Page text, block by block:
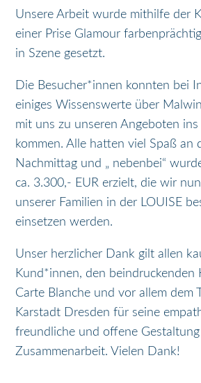
Unsere Arbeit wurde mithilfe der
einer Prise Glamour
in Szene gesetzt.
Die Besucher*innen konnten bei
einiges Wissenswerte über
mit uns zu unseren Angeboten ins
kommen. Alle hatten viel Spaß an
Nachmittag und „ nebenbei“
ca. 3.300,- EUR erzielt, die wir
unserer Familien in der LOUISE
einsetzen werden.
Unser herzlicher Dank gilt allen
Kund*innen, den beindruckenden
Carte Blanche und vor allem dem
Karstadt Dresden für seine
freundliche und offene
Zusammenarbeit. Vielen Dank!